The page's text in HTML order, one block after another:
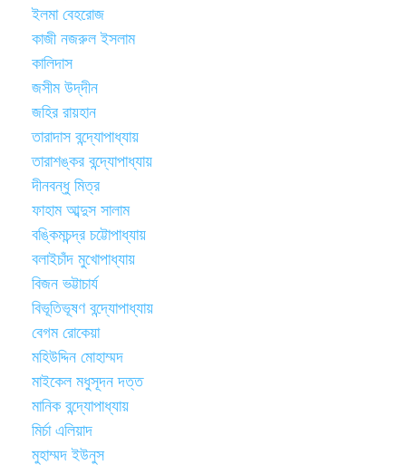
ইলমা বেহরোজ
কাজী নজরুল ইসলাম
কালিদাস
জসীম উদ্‌দীন
জহির রায়হান
তারাদাস বন্দ্যোপাধ্যায়
তারাশঙ্কর বন্দ্যোপাধ্যায়
দীনবন্ধু মিত্র
ফাহাম আব্দুস সালাম
বঙ্কিমচন্দ্র চট্টোপাধ্যায়
বলাইচাঁদ মুখোপাধ্যায়
বিজন ভট্টাচার্য
বিভূতিভূষণ বন্দ্যোপাধ্যায়
বেগম রোকেয়া
মহিউদ্দিন মোহাম্মদ
মাইকেল মধুসূদন দত্ত
মানিক বন্দ্যোপাধ্যায়
মির্চা এলিয়াদ
মুহাম্মদ ইউনুস